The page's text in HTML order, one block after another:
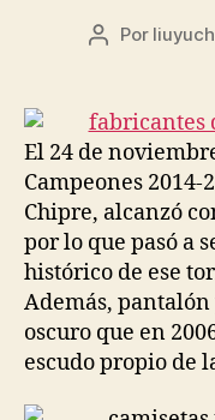
Autor
entrada
Por
El 24 de
Campeones 2014-
Chipre, alcanzó
por lo que pasó a
histórico de ese
Además, pantalón
oscuro que en
escudo propio de